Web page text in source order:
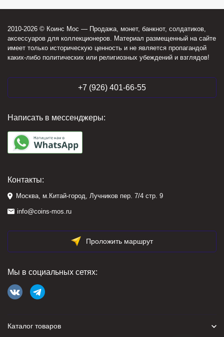
2010-2026 © Коинс Мос — Продажа, монет, банкнот, солдатиков,
аксессуаров для коллекционеров. Материал размещенный на сайте
имеет только историческую ценность и не является пропагандой
каких-либо политических или религиозных убеждений и взглядов!
+7 (926) 401-66-55
Написать в мессенджеры:
Контакты:
Москва, м.Китай-город, Лучников пер. 7/4 стр. 9
info@coins-mos.ru
Проложить маршрут
Мы в социальных сетях:
Каталог товаров